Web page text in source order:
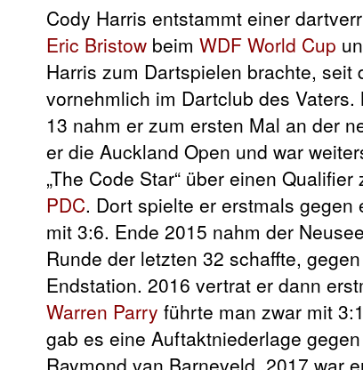
Cody Harris entstammt einer
Eric Bristow beim WDF World Cup
Harris zum Dartspielen brachte,
vornehmlich im Dartclub des
13 nahm er zum ersten Mal an der
er die Auckland Open und war
„The Code Star“ über einen Qualifier
PDC. Dort spielte er erstmals
mit 3:6. Ende 2015 nahm der
Runde der letzten 32 schaffte,
Endstation. 2016 vertrat er dann
Warren Parry führte man zwar mit
gab es eine Auftaktniederlage gegen